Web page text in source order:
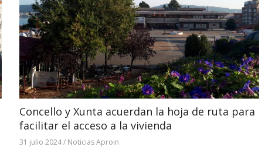
Concello y Xunta acuerdan la hoja de ruta para
facilitar el acceso a la vivienda
31 julio 2024/ Noticias Aproin